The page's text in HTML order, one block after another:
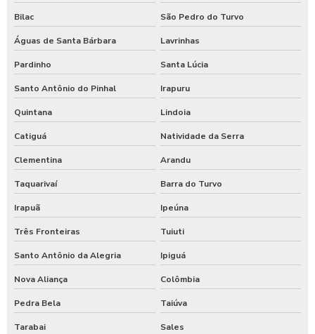
Bilac São Pedro do Turvo
Águas de Santa Bárbara Lavrinhas
Pardinho Santa Lúcia
Santo Antônio do Pinhal Irapuru
Quintana Lindoia
Catiguá Natividade da Serra
Clementina Arandu
Taquarivaí Barra do Turvo
Irapuã Ipeúna
Três Fronteiras Tuiuti
Santo Antônio da Alegria Ipiguá
Nova Aliança Colômbia
Pedra Bela Taiúva
Tarabai Sales